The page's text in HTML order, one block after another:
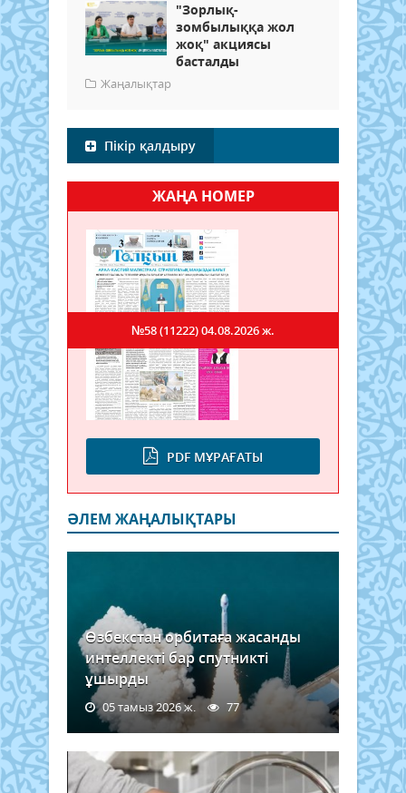
"Зорлық-
зомбылыққа жол
жоқ" акциясы
басталды
Жаңалықтар
Пікір қалдыру
ЖАҢА НОМЕР
PDF МҰРАҒАТЫ
№58 (11222)04.08.2026 ж.
ӘЛЕМ ЖАҢАЛЫҚТАРЫ
Өзбекстан орбитаға жасанды
интеллекті бар спутникті
ұшырды
05 тамыз 2026 ж. 77